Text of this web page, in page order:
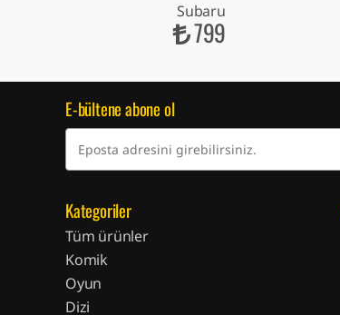
Subaru
799
E-bültene abone ol
Kategoriler
Tüm ürünler
Komik
Oyun
Dizi